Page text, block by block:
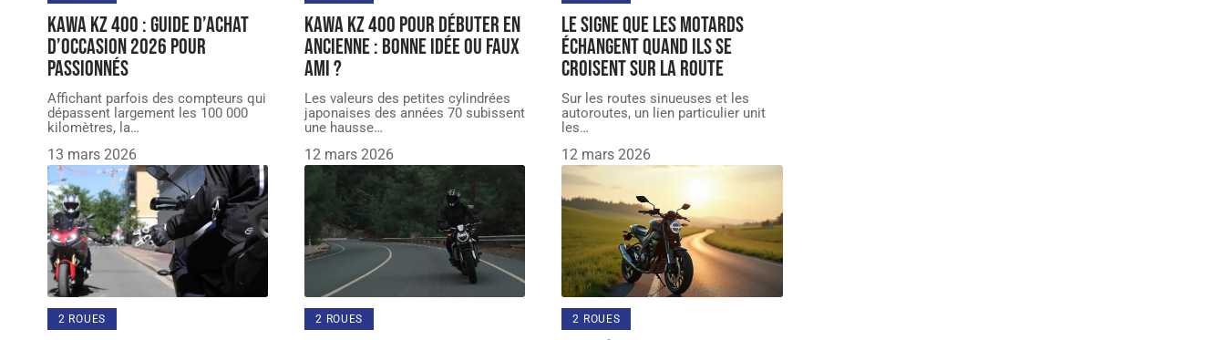
Kawa KZ 400 : guide d’achat
d’occasion 2026 pour
passionnés
Affichant parfois des compteurs qui
dépassent largement les 100 000
kilomètres, la…
13 mars 2026
Kawa KZ 400 pour débuter en
ancienne : bonne idée ou faux
ami ?
Les valeurs des petites cylindrées
japonaises des années 70 subissent
une hausse…
12 mars 2026
Le signe que les motards
échangent quand ils se
croisent sur la route
Sur les routes sinueuses et les
autoroutes, un lien particulier unit
les…
12 mars 2026
2 ROUES 2 ROUES 2 ROUES